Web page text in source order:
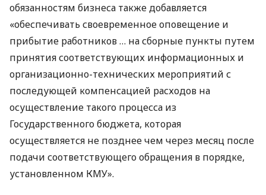
обязанностям бизнеса также добавляется
«обеспечивать своевременное оповещение и
прибытие работников … на сборные пункты путем
принятия соответствующих информационных и
организационно-технических мероприятий с
последующей компенсацией расходов на
осуществление такого процесса из
Государственного бюджета, которая
осуществляется не позднее чем через месяц после
подачи соответствующего обращения в порядке,
установленном КМУ».